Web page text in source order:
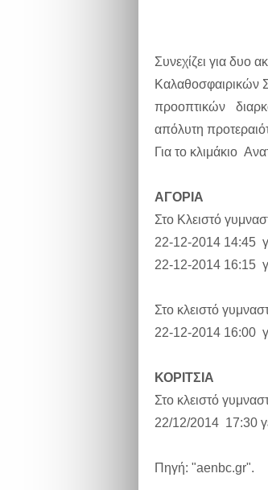
Συνεχίζει για δυο
Καλαθοσφαιρικών
προοπτικών
απόλυτη
Για το κλιμάκιο
ΑΓΟΡΙΑ
Στο Κλειστό
22-12-2014 14:45
22-12-2014 16:15
Στο κλειστό
22-12-2014 16:00
ΚΟΡΙΤΣΙΑ
Στο κλειστό
22/12/2014 17:30
Πηγή: "aenbc.gr".